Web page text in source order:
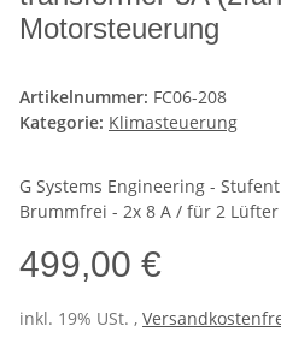
Motorsteuerung
Artikelnummer: FC06-208
Kategorie: Klimasteuerung
G Systems Engineering -
Brummfrei - 2x 8 A / für 2 Lüfter
499,00 €
inkl. 19% USt. ,